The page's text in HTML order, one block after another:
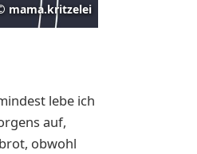
mama.kritzelei
lebe ich
auf,
obwohl